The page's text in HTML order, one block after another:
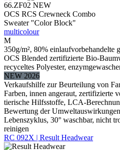
66.ZF02 NEW
OCS RCS Crewneck Combo
Sweater "Color Block"
multicolour
M
350g/m², 80% einlaufvorbehandelte
OCS Blended zertifizierte Bio-
recyceltes Polyester,
NEW 2026
Verkaufshilfe zur Beurteilung von
Farben, innen angeraut, zertifizierte
tierische Hilfsstoffe, LCA-
Bewertung der
Lebenszyklus, 30° waschbar, nicht
reinigen
RC 092X | Result Headwear